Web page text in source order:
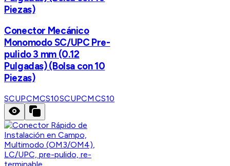
Piezas)
Conector Mecánico
Monomodo SC/UPC Pre-
pulido 3 mm (0.12
Pulgadas) (Bolsa con 10
Piezas)
SCUPCMCS10SCUPCMCS10